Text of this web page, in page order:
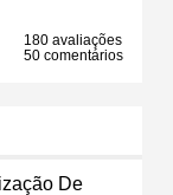
180 avaliações
50 comentários
De